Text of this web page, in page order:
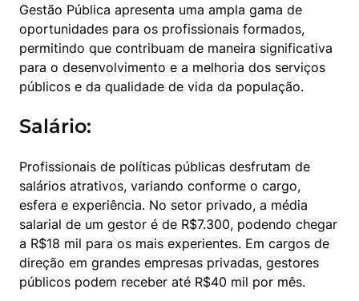
Gestão Pública apresenta uma ampla gama de
oportunidades para os profissionais formados,
permitindo que contribuam de maneira significativa
para o desenvolvimento e a melhoria dos serviços
públicos e da qualidade de vida da população.
Salário:
Profissionais de políticas públicas desfrutam de
salários atrativos, variando conforme o cargo,
esfera e experiência. No setor privado, a média
salarial de um gestor é de R$7.300, podendo chegar
a R$18 mil para os mais experientes. Em cargos de
direção em grandes empresas privadas, gestores
públicos podem receber até R$40 mil por mês.